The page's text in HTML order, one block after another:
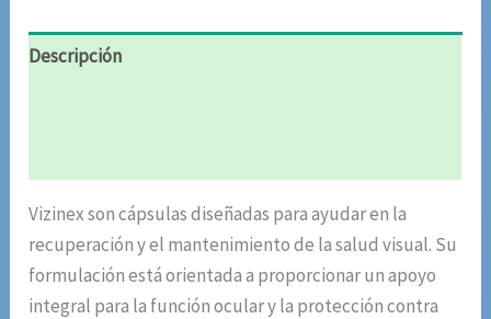
Descripción
Vizinex son cápsulas diseñadas para ayudar en la
recuperación y el mantenimiento de la salud visual. Su
formulación está orientada a proporcionar un apoyo
integral para la función ocular y la protección contra